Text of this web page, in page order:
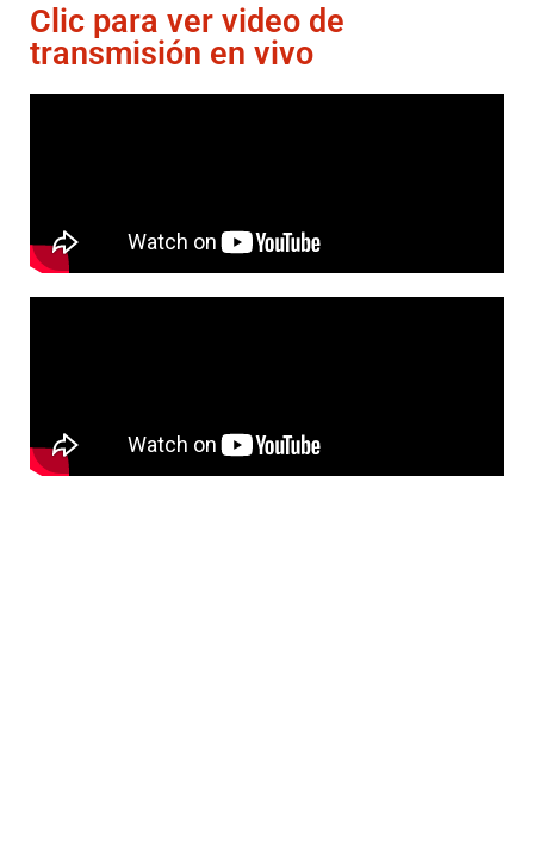
Clic para ver video de
transmisión en vivo